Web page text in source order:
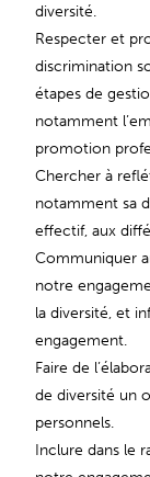
diversité.
Respecter et
discrimination
étapes de
notamment
promotion
Chercher à
notamment sa
effectif, aux
Communiquer
notre
la diversité, et
engagement.
Faire de
de diversité un
personnels.
Inclure dans le